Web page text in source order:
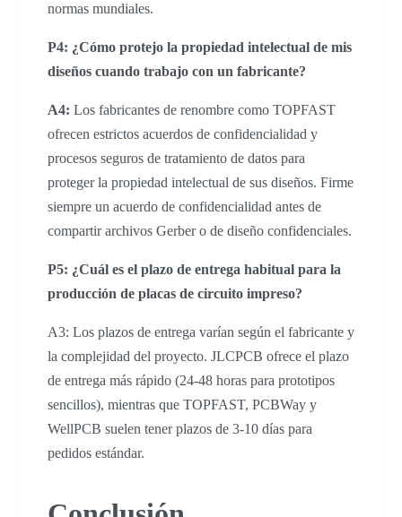
normas mundiales.
P4: ¿Cómo protejo la propiedad intelectual de mis
diseños cuando trabajo con un fabricante?
A4: Los fabricantes de renombre como TOPFAST
ofrecen estrictos acuerdos de confidencialidad y
procesos seguros de tratamiento de datos para
proteger la propiedad intelectual de sus diseños. Firme
siempre un acuerdo de confidencialidad antes de
compartir archivos Gerber o de diseño confidenciales.
P5: ¿Cuál es el plazo de entrega habitual para la
producción de placas de circuito impreso?
A3: Los plazos de entrega varían según el fabricante y
la complejidad del proyecto. JLCPCB ofrece el plazo
de entrega más rápido (24-48 horas para prototipos
sencillos), mientras que TOPFAST, PCBWay y
WellPCB suelen tener plazos de 3-10 días para
pedidos estándar.